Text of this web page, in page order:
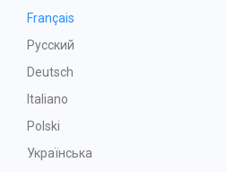
Français
Русский
Deutsch
Italiano
Polski
Українська